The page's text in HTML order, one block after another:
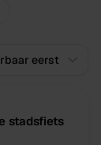
stadsfiets